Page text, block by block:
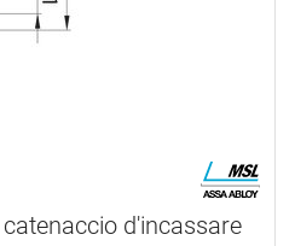
d'incassare